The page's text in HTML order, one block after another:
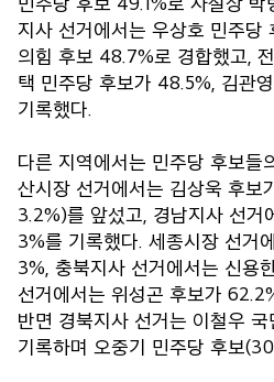
지사 선거에서는 우상호 민주당
의힘 후보 48.7%로 경합했고,
택 민주당 후보가 48.5%, 김관
기록했다.
다른 지역에서는 민주당 후보들
산시장 선거에서는 김상욱 후
3.2%)를 앞섰고, 경남지사 선거
3%를 기록했다. 세종시장 선거
3%, 충북지사 선거에서는 신용
선거에서는 위성곤 후보가
반면 경북지사 선거는 이철우
기록하며 오중기 민주당 후보